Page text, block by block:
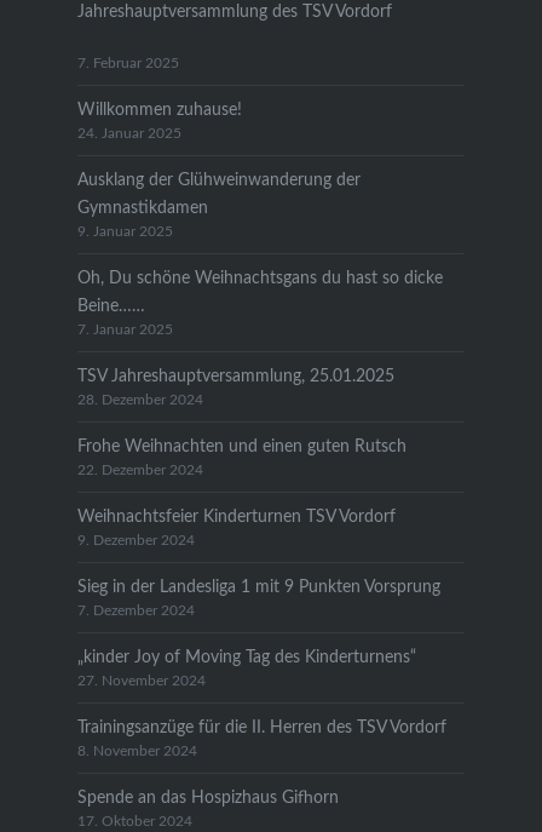
Jahreshauptversammlung des TSV Vordorf
7. Februar 2025
Willkommen zuhause!
24. Januar 2025
Ausklang der Glühweinwanderung der
Gymnastikdamen
9. Januar 2025
Oh, Du schöne Weihnachtsgans du hast so dicke
Beine……
7. Januar 2025
TSV Jahreshauptversammlung, 25.01.2025
28. Dezember 2024
Frohe Weihnachten und einen guten Rutsch
22. Dezember 2024
Weihnachtsfeier Kinderturnen TSV Vordorf
9. Dezember 2024
Sieg in der Landesliga 1 mit 9 Punkten Vorsprung
7. Dezember 2024
„kinder Joy of Moving Tag des Kinderturnens“
27. November 2024
Trainingsanzüge für die II. Herren des TSV Vordorf
8. November 2024
Spende an das Hospizhaus Gifhorn
17. Oktober 2024